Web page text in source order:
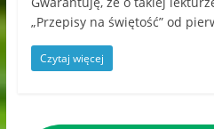
„Przepisy na świętość” od
Czytaj więcej